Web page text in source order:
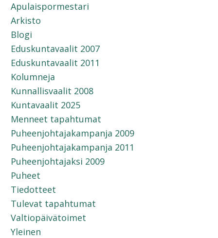
Apulaispormestari
Arkisto
Blogi
Eduskuntavaalit 2007
Eduskuntavaalit 2011
Kolumneja
Kunnallisvaalit 2008
Kuntavaalit 2025
Menneet tapahtumat
Puheenjohtajakampanja 2009
Puheenjohtajakampanja 2011
Puheenjohtajaksi 2009
Puheet
Tiedotteet
Tulevat tapahtumat
Valtiopäivätoimet
Yleinen